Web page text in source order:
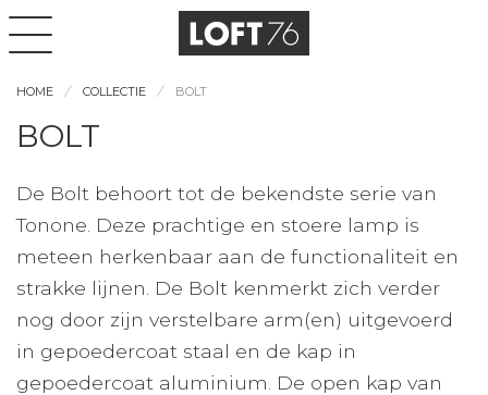
HOME COLLECTIE BOLT
BOLT
De Bolt behoort tot de bekendste serie van
Tonone. Deze prachtige en stoere lamp is
meteen herkenbaar aan de functionaliteit en
strakke lijnen. De Bolt kenmerkt zich verder
nog door zijn verstelbare arm(en) uitgevoerd
in gepoedercoat staal en de kap in
gepoedercoat aluminium. De open kap van